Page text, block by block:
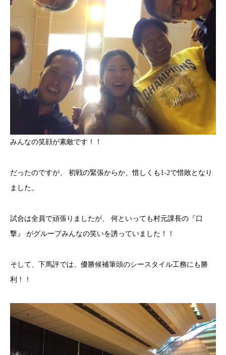
みんなの笑顔が素敵です！！
だったのですが、 初戦の緊張からか、惜しくも1-2で惜敗となり
ました。
試合は全員で頑張りましたが、 何といっても村元課長の『口
撃』 がグループみんなの笑いを誘っていました！！
そして、下馬評では、優勝候補筆頭のシースタイル工務にも勝
利！！